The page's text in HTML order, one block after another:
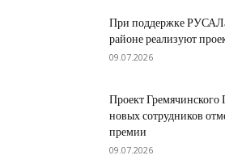
При поддержке
районе реализуют
09.07.2026
Проект
новых сотрудников
премии
09.07.2026